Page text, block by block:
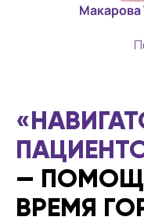
Макарова
—
ВРЕМЯ